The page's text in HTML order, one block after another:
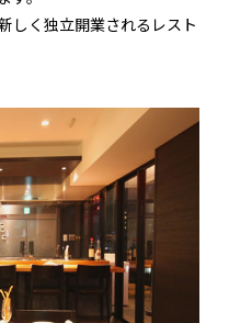
しく独立開業されるレスト